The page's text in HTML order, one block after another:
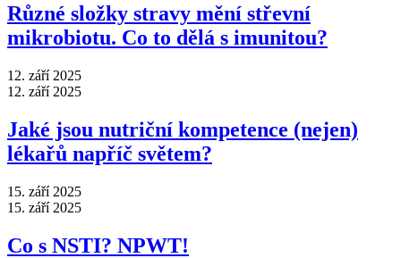
Různé složky stravy mění střevní
mikrobiotu. Co to dělá s imunitou?
12. září 2025
12. září 2025
Jaké jsou nutriční kompetence (nejen)
lékařů napříč světem?
15. září 2025
15. září 2025
Co s NSTI? NPWT!